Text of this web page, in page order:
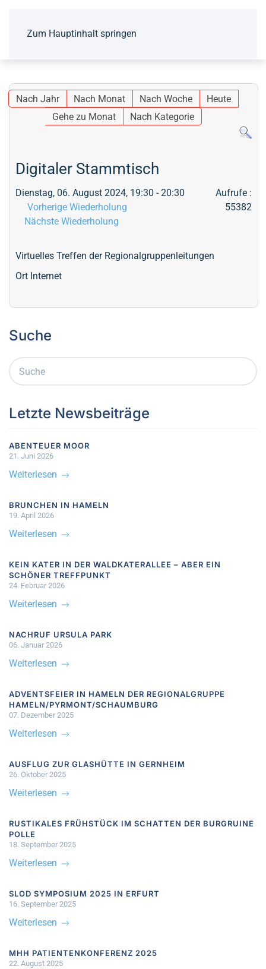
Zum Hauptinhalt springen
Nach Jahr Nach Monat Nach Woche
Heute
Gehe zu Monat
Nach Kategorie
Digitaler Stammtisch
Dienstag, 06. August 2024, 19:30 - 20:30
Vorherige Wiederholung
Nächste Wiederholung
Aufrufe :
55382
Virtuelles Treffen der Regionalgruppenleitungen
Ort Internet
Suche
Letzte Newsbeiträge
ABENTEUER MOOR
21. Juni 2026
Weiterlesen
BRUNCHEN IN HAMELN
19. April 2026
Weiterlesen
KEIN KATER IN DER WALDKATERALLEE – ABER EIN
SCHÖNER TREFFPUNKT
24. Februar 2026
Weiterlesen
NACHRUF URSULA PARK
06. Januar 2026
Weiterlesen
ADVENTSFEIER IN HAMELN DER REGIONALGRUPPE
HAMELN/PYRMONT/SCHAUMBURG
07. Dezember 2025
Weiterlesen
AUSFLUG ZUR GLASHÜTTE IN GERNHEIM
26. Oktober 2025
Weiterlesen
RUSTIKALES FRÜHSTÜCK IM SCHATTEN DER BURGRUINE
POLLE
18. September 2025
Weiterlesen
SLOD SYMPOSIUM 2025 IN ERFURT
16. September 2025
Weiterlesen
MHH PATIENTENKONFERENZ 2025
22. August 2025